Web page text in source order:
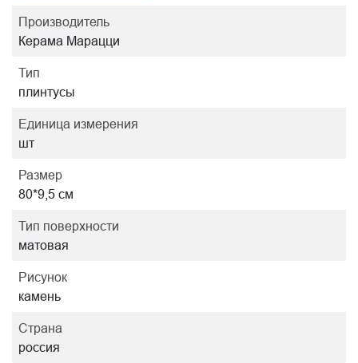
Производитель
Керама Марацци
Тип
плинтусы
Единица измерения
шт
Размер
80*9,5 см
Тип поверхности
матовая
Рисунок
камень
Страна
россия